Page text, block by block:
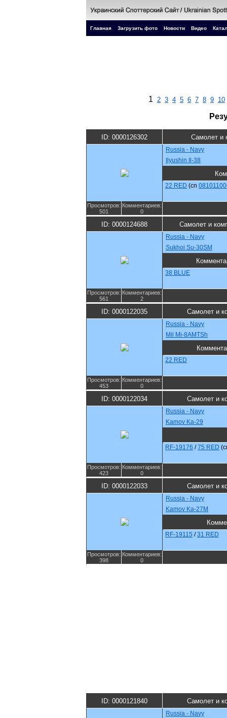
Главная Загрузить фото Новости Видео
1 2 3 4 5 6 7 8 9 10
ID: 0000126302 Самолет и
Russia - Navy
Ilyushin Il-38
22 RED (cn
Просмотров:
501
Комментариев:
0
ID: 0000124688 Самолет и
Russia - Navy
Sukhoi Su-30SM
38 BLUE
Просмотров:
561
Комментариев:
2
ID: 0000122035 Самолет и
Russia - Navy
Mil Mi-8AMTSh
22 RED
Просмотров:
453
Комментариев:
0
ID: 0000122034 Самолет и
Russia - Navy
Kamov Ka-29
RF-19176 /75 RED
Просмотров:
423
Комментариев:
0
ID: 0000122033 Самолет и
Russia - Navy
Kamov Ka-27M
RF-19115 /31 RED
Просмотров:
398
Комментариев:
0
ID: 0000121840 Самолет и
Russia - Navy